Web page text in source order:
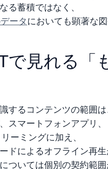
る蓄積ではなく、
ータにおいても顕著な
で見れる「
するコンテンツの範囲
スマートフォンアプリ、
ーミングに加え、
ドによるオフライン再生
ついては個別の契約範囲